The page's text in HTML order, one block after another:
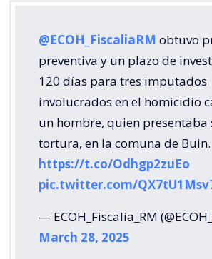
@ECOH_FiscaliaRM obtuvo
preventiva y un plazo de
120 días para tres imputados
involucrados en el homicidio
un hombre, quien presentaba
tortura, en la comuna de Buin.
https://t.co/Odhgp2zuEo
pic.twitter.com/
— ECOH_Fiscalia_RM
March 28, 2025